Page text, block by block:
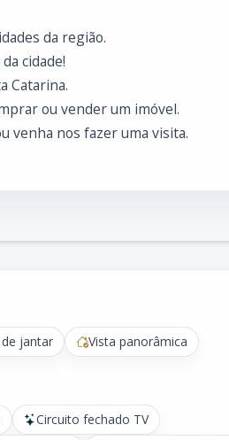
da região.
cidade!
Catarina.
ou vender um imóvel.
venha nos fazer uma visita.
de jantar
Vista panorâmica
Circuito fechado TV